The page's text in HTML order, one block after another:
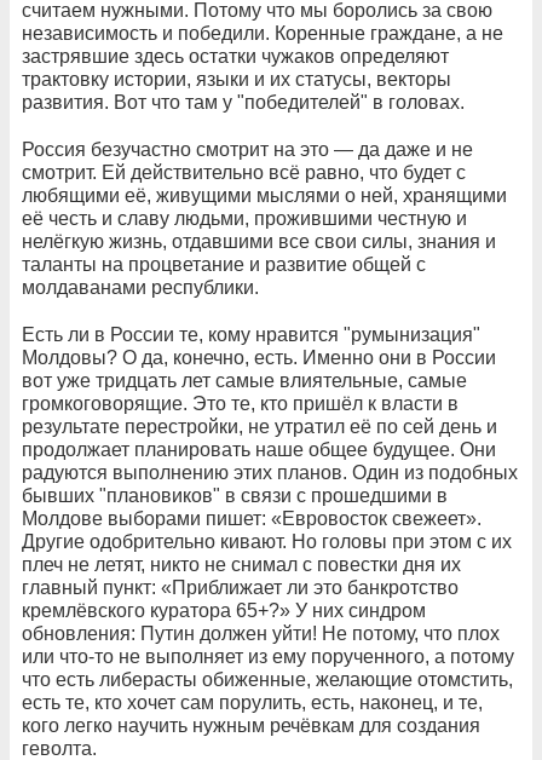
считаем нужными. Потому что мы боролись за свою
независимость и победили. Коренные граждане, а не
застрявшие здесь остатки чужаков определяют
трактовку истории, языки и их статусы, векторы
развития. Вот что там у "победителей" в головах.
Россия безучастно смотрит на это — да даже и не
смотрит. Ей действительно всё равно, что будет с
любящими её, живущими мыслями о ней, хранящими
её честь и славу людьми, прожившими честную и
нелёгкую жизнь, отдавшими все свои силы, знания и
таланты на процветание и развитие общей с
молдаванами республики.
Есть ли в России те, кому нравится "румынизация"
Молдовы? О да, конечно, есть. Именно они в России
вот уже тридцать лет самые влиятельные, самые
громкоговорящие. Это те, кто пришёл к власти в
результате перестройки, не утратил её по сей день и
продолжает планировать наше общее будущее. Они
радуются выполнению этих планов. Один из подобных
бывших "плановиков" в связи с прошедшими в
Молдове выборами пишет: «Евровосток свежеет».
Другие одобрительно кивают. Но головы при этом с их
плеч не летят, никто не снимал с повестки дня их
главный пункт: «Приближает ли это банкротство
кремлёвского куратора 65+?» У них синдром
обновления: Путин должен уйти! Не потому, что плох
или что-то не выполняет из ему порученного, а потому
что есть либерасты обиженные, желающие отомстить,
есть те, кто хочет сам порулить, есть, наконец, и те,
кого легко научить нужным речёвкам для создания
геволта.